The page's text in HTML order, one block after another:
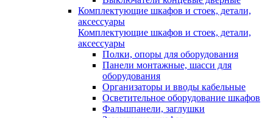
Комплектующие шкафов и стоек, детали,
аксессуары
Комплектующие шкафов и стоек, детали,
аксессуары
Полки, опоры для оборудования
Панели монтажные, шасси для
оборудования
Организаторы и вводы кабельные
Осветительное оборудование шкафов
Фальшпанели, заглушки